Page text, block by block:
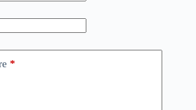
*